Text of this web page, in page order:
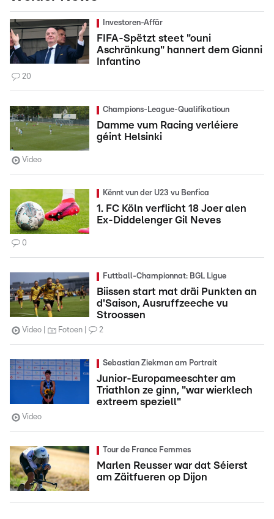
Investoren-Affär
FIFA-Spëtzt steet "ouni
Aschränkung" hannert dem Gianni
Infantino
20
Champions-League-Qualifikatioun
Damme vum Racing verléiere
géint Helsinki
Video
Kënnt vun der U23 vu Benfica
1. FC Köln verflicht 18 Joer alen
Ex-Diddelenger Gil Neves
0
Futtball-Championnat: BGL Ligue
Biissen start mat dräi Punkten an
d'Saison, Ausruffzeeche vu
Stroossen
Video Fotoen 2
Sebastian Ziekman am Portrait
Junior-Europameeschter am
Triathlon ze ginn, "war wierklech
extreem speziell"
Video
Tour de France Femmes
Marlen Reusser war dat Séierst
am Zäitfueren op Dijon